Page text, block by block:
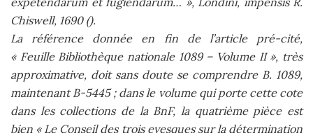
Chiswell, 1690 ().
La référence donnée en fin de l’article pré-cité,
« Feuille Bibliothèque nationale 1089 – Volume II », très
approximative, doit sans doute se comprendre B. 1089,
maintenant B-5445 ; dans le volume qui porte cette cote
dans les collections de la BnF, la quatrième pièce est
bien « Le Conseil des trois evesques sur la détermination